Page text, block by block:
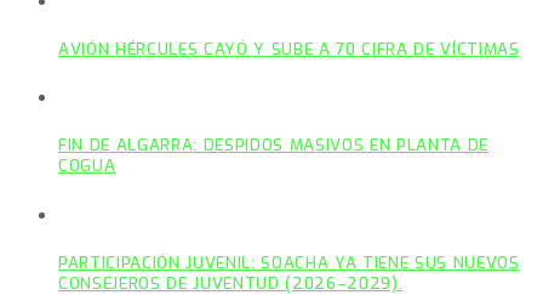
AVIÓN HÉRCULES CAYÓ Y SUBE A 70 CIFRA DE VÍCTIMAS
FIN DE ALGARRA: DESPIDOS MASIVOS EN PLANTA DE
COGUA
PARTICIPACIÓN JUVENIL: SOACHA YA TIENE SUS NUEVOS
CONSEJEROS DE JUVENTUD (2026–2029).